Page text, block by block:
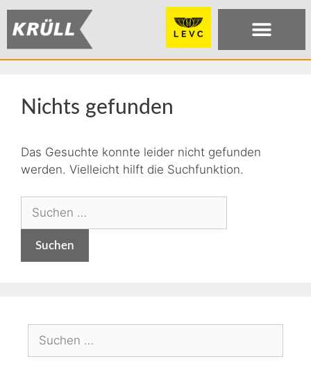
Nichts gefunden
Das Gesuchte konnte leider nicht gefunden
werden. Vielleicht hilft die Suchfunktion.